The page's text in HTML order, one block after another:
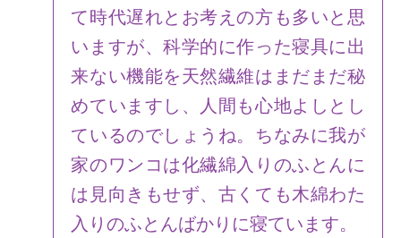
て時代遅れとお考えの方も多いと思
いますが、科学的に作った寝具に出
来ない機能を天然繊維はまだまだ秘
めていますし、人間も心地よしとし
ているのでしょうね。ちなみに我が
家のワンコは化繊綿入りのふとんに
は見向きもせず、古くても木綿わた
入りのふとんばかりに寝ています。